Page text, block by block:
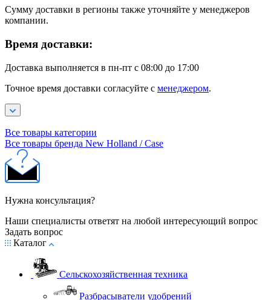
Сумму доставки в регионы также уточняйте у менеджеров
компании.
Время доставки:
Доставка выполняется в пн-пт с 08:00 до 17:00
Точное время доставки согласуйте с менеджером.
Все товары категории
Все товары бренда New Holland / Case
Нужна консультация?
Наши специалисты ответят на любой интересующий вопрос
Задать вопрос
Каталог
Сельскохозяйственная техника
Разбрасыватели удобрений